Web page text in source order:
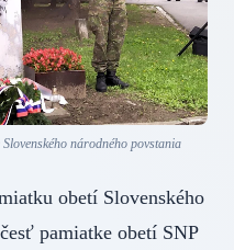
národného povstania
obetí Slovenského
pamiatke obetí SNP